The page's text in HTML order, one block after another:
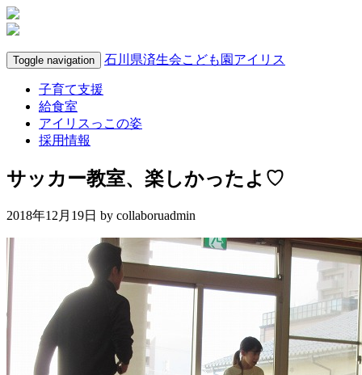
Toggle navigation 石川県済生会こども園アイリス
子育て支援
給食室
アイリスっこの姿
採用情報
サッカー教室、楽しかったよ♡
2018年12月19日 by collaboruadmin